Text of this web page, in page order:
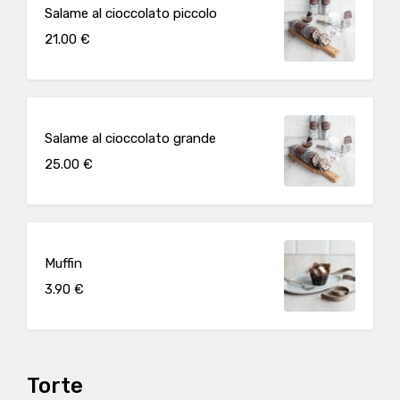
Salame al cioccolato piccolo
21.00 €
Salame al cioccolato grande
25.00 €
Muffin
3.90 €
Torte